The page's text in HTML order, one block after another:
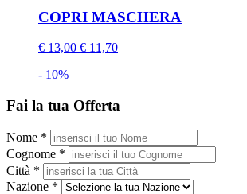
COPRI MASCHERA
€ 13,00 € 11,70
- 10%
Fai la tua Offerta
Nome *
Cognome *
Città *
Nazione *